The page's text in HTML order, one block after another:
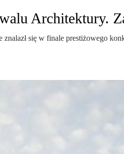
Architektury.
się w finale prestiżowego